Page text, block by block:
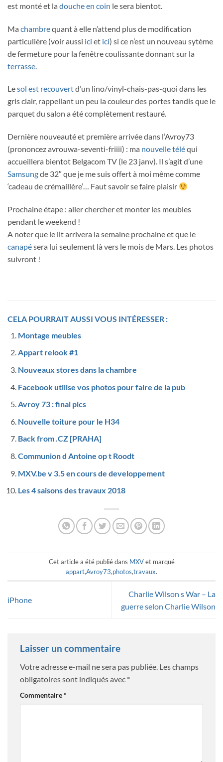
est monté et la douche en coin le sera bientot.
Ma chambrequant à elle n’attend plus de modification
particulière (voir aussi ici et ici) si ce n’est un nouveau sytème
de fermeture pour la fenêtre coulissante donnant sur la
terrasse
Lesol est recouvertd’un lino/vinyl-chais-pas-quoi dans les
gris clair, rappellant un peu la couleur des portes tandis que le
parquet du salon a été complètement restauré.
Dernière nouveauté et première arrivée dans l’Avroy73
(prononcez avrouwa-seventi-friiii) : ma nouvelle téléqui
accueillera bientot Belgacom TV (le 23 janv). Il s’agit d’une
Samsungde 32″ que je me suis offert à moi même comme
‘cadeau de crémaillère’… Faut savoir se faire plaisir
Prochaine étape : aller chercher et monter les meubles
pendant le weekend !
A noter que le lit arrivera la semaine prochaine et que le
canapésera lui seulement là vers le mois de Mars. Les photos
suivront !
CELA POURRAIT AUSSI VOUS INTÉRESSER :
Montage meubles
Appart relook #1
Nouveaux stores dans la chambre
Facebook utilise vos photos pour faire de la pub
Avroy 73 : final pics
Nouvelle toiture pour le H34
Back from .CZ [PRAHA]
Communion d Antoine op t Roodt
MXV.be v 3.5 en cours de developpement
Les 4 saisons des travaux 2018
Cet article a été publié dans MXVet marqué
appart,Avroy73,photos,travaux.
iPhone
Charlie Wilson s War – La
guerre selon Charlie Wilson
Laisser un commentaire
Votre adresse e-mail ne sera pas publiée. Les champs
obligatoires sont indiqués avec *
Commentaire*